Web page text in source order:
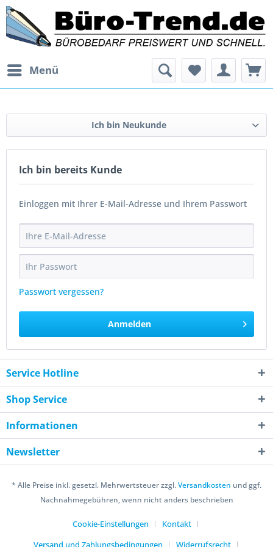
Menü
Ich bin Neukunde
Ich bin bereits Kunde
Einloggen mit Ihrer E-Mail-Adresse und Ihrem Passwort
Passwort vergessen?
Anmelden
Service Hotline
Shop Service
Informationen
Newsletter
* Alle Preise inkl. gesetzl. Mehrwertsteuer zzgl.Versandkosten und ggf.
Nachnahmegebühren, wenn nicht anders beschrieben
Cookie-Einstellungen
Kontakt
Versand und Zahlungsbedingungen
Widerrufsrecht